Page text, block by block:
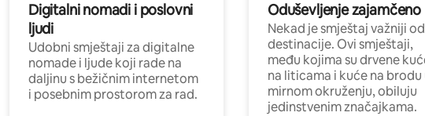
Digitalni nomadi i poslovni
ljudi
Udobni smještaji za digitalne
nomade i ljude koji rade na
daljinu s bežičnim internetom
i posebnim prostorom za rad.
Oduševljenje zajamčeno
Nekad je smještaj važniji od
destinacije. Ovi smještaji,
među kojima su drvene
na liticama i kuće na brodu
mirnom okruženju, obiluju
jedinstvenim značajkama.